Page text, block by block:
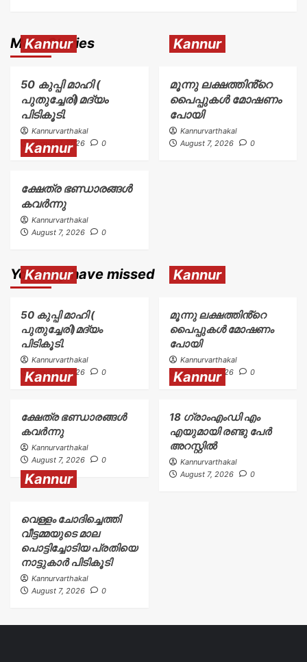
More Stories
Kannur
50 കുപ്പി മാഹി (
പുതുച്ചേരി)മദ്യം
പിടികൂടി.
Kannurvarthakal
August 7, 2026
0
Kannur
മൂന്നു ലക്ഷത്തിൻ്റെ
പൈപ്പുകൾ മോഷണം
പോയി
Kannurvarthakal
August 7, 2026
0
Kannur
ക്ഷേത്ര ഭണ്ഡാരങ്ങൾ
കവർന്നു
Kannurvarthakal
August 7, 2026
0
You may have missed
Kannur
50 കുപ്പി മാഹി (
പുതുച്ചേരി)മദ്യം
പിടികൂടി.
Kannurvarthakal
August 7, 2026
0
Kannur
മൂന്നു ലക്ഷത്തിൻ്റെ
പൈപ്പുകൾ മോഷണം
പോയി
Kannurvarthakal
August 7, 2026
0
Kannur
ക്ഷേത്ര ഭണ്ഡാരങ്ങൾ
കവർന്നു
Kannurvarthakal
August 7, 2026
0
Kannur
18 ഗ്രാംഎംഡി എം
എയുമായി രണ്ടു പേർ
അറസ്റ്റിൽ
Kannurvarthakal
August 7, 2026
0
Kannur
വെള്ളം ചോദിച്ചെത്തി
വീട്ടമ്മയുടെ മാല
പൊട്ടിച്ചോടിയ പ്രതിയെ
നാട്ടുകാർ പിടികൂടി
Kannurvarthakal
August 7, 2026
0